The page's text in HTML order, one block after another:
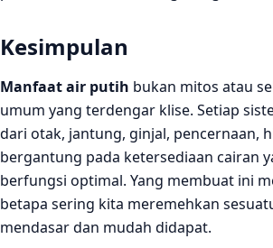
Kesimpulan
Manfaat air putih bukan mitos atau
umum yang terdengar klise. Setiap
dari otak, jantung, ginjal, pencernaan,
bergantung pada ketersediaan cairan
berfungsi optimal. Yang membuat ini
betapa sering kita meremehkan
mendasar dan mudah didapat.